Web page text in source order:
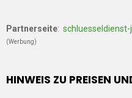
Partnerseite:
(Werbung)
HINWEIS ZU PREISEN